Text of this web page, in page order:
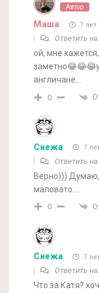
Автор
Маша 7 лет
Ответить на
ой, мне
англичане…
0
Снежа 7
Ответить на
Верно))) Думаю,
маловато….
0
Снежа 7
Ответить на
Что за Катя?